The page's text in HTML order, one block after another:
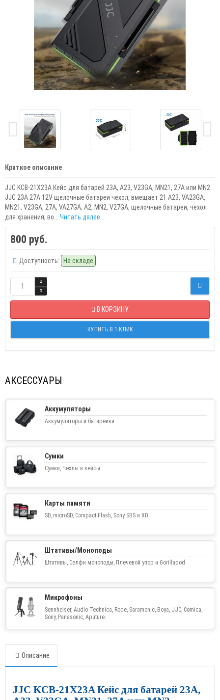
Краткое описание
JJC KCB-21X23A Кейс для батарей 23A, A23, V23GA, MN21, 27A или MN2
JJC 23A 27A 12V щелочные батареи чехол, вмещает 21 A23, VA23GA,
MN21, V23GA, 27A, VA27GA, A2, MN2, V27GA, щелочные батареи, чехол
для хранения, во... Читать далее...
800 руб.
Доступность: На складе
В КОРЗИНУ
КУПИТЬ В 1 КЛИК
АКСЕССУАРЫ
Аккумуляторы
Аккумуляторы и батарейки
Сумки
Сумки, Чехлы и кейсы
Карты памяти
SD, microSD, Compact Flash, Sony SBS и XD.
Штативы/Моноподы
Штативы, Селфи моноподы, Плечевой упор и Gorillapod
Микрофоны
Sennheiser, Audio-Technica, Rode, Saramonic, Boya, JJC, Comica,
Sony, Panasonic, Aputure.
Описание
JJC KCB-21X23A Кейс для батарей 23A,